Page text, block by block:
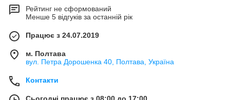
Рейтинг не сформований
Менше 5 відгуків за останній рік
Працює з 24.07.2019
м. Полтава
вул. Петра Дорошенка 40, Полтава, Україна
Контакти